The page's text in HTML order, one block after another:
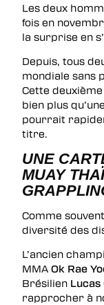
Les deux
fois en
la surprise en
Depuis, tous
mondiale sans
Cette
bien plus
pourrait
titre.
UNE
MUAY
Comme
diversité des
L’ancien
MMA Ok Rae
Brésilien Lucas
rapprocher à